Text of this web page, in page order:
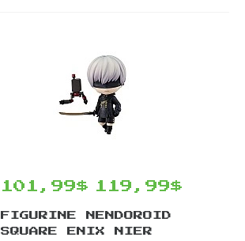
101,99$ 119,99$
FIGURINE NENDOROID
SQUARE ENIX NIER